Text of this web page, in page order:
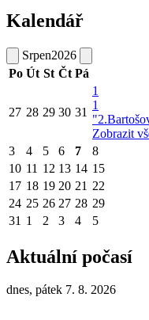
Kalendář
Srpen2026
Po Út St Čt Pá
27 28 29 30 31
1
1
Zobrazit
3 4 5 6 7 8
10 11 12 13 14 15
17 18 19 20 21 22
24 25 26 27 28 29
31 1 2 3 4 5
Aktuální počasí
dnes, pátek 7. 8. 2026